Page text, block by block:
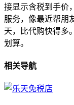
接显示含税到手价
服务，像最近帮朋
天，比代购快得多
划算。
相关导航